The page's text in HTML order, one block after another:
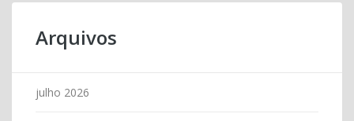
Arquivos
julho 2026